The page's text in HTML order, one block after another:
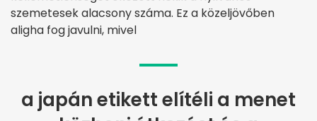
szemetesek alacsony száma. Ez a közeljövőben
aligha fog javulni, mivel
a japán etikett elítéli a menet